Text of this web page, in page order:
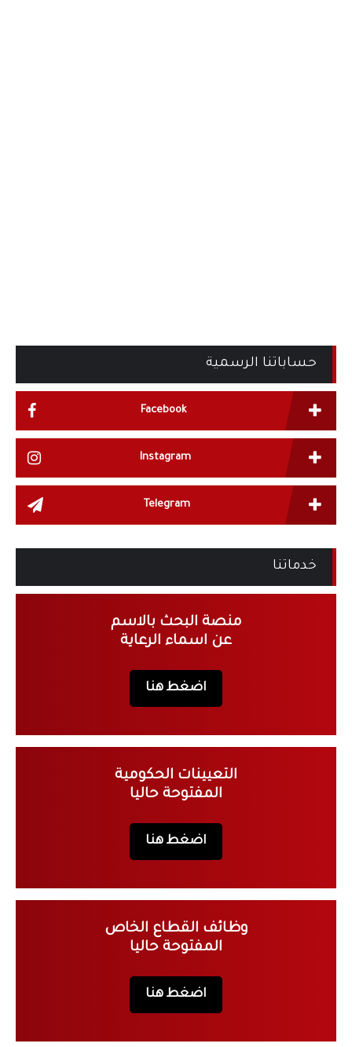
حساباتنا الرسمية
Facebook
Instagram
Telegram
خدماتنا
منصة البحث بالاسم
عن اسماء الرعاية
اضغط هنا
التعيينات الحكومية
المفتوحة حاليا
اضغط هنا
وظائف القطاع الخاص
المفتوحة حاليا
اضغط هنا